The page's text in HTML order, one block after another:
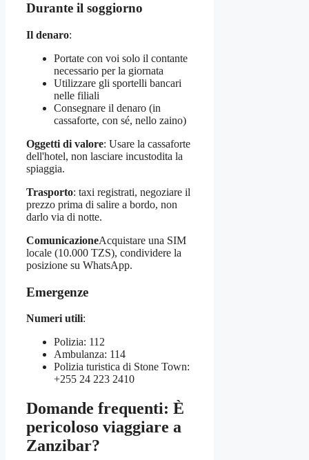
Durante il soggiorno
Il denaro:
Portate con voi solo il contante
necessario per la giornata
Utilizzare gli sportelli bancari
nelle filiali
Consegnare il denaro (in
cassaforte, con sé, nello zaino)
Oggetti di valore: Usare la cassaforte
dell'hotel, non lasciare incustodita la
spiaggia.
Trasporto: taxi registrati, negoziare il
prezzo prima di salire a bordo, non
darlo via di notte.
ComunicazioneAcquistare una SIM
locale (10.000 TZS), condividere la
posizione su WhatsApp.
Emergenze
Numeri utili:
Polizia: 112
Ambulanza: 114
Polizia turistica di Stone Town:
+255 24 223 2410
Domande frequenti: È
pericoloso viaggiare a
Zanzibar?